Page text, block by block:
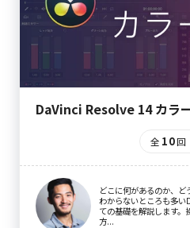
DaVinci Resolve 14 カラ
全 10回
どこに何があるのか、
わからないところも多
ての基礎を解説します
方...